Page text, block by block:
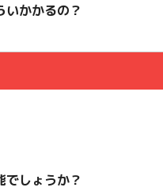
いかかるの？
でしょうか？